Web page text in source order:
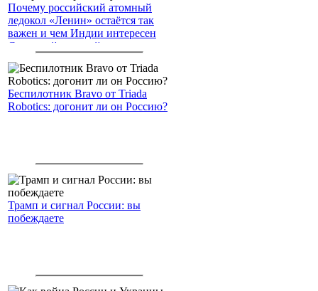
Почему российский атомный
ледокол «Ленин» остаётся так
важен и чем Индии интересен
Северный морской путь
Беспилотник Bravo от Triada
Robotics: догонит ли он Россию?
Трамп и сигнал России: вы
побеждаете